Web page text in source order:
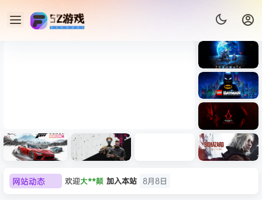
虚拟机版/Assassin’s Creed
《识质存
在/PRAG
MATA》
免安装中
文版
《乐高蝙
蝠侠：黑
暗骑士之
网站动态 欢迎大**颠 加入本站 8月8日